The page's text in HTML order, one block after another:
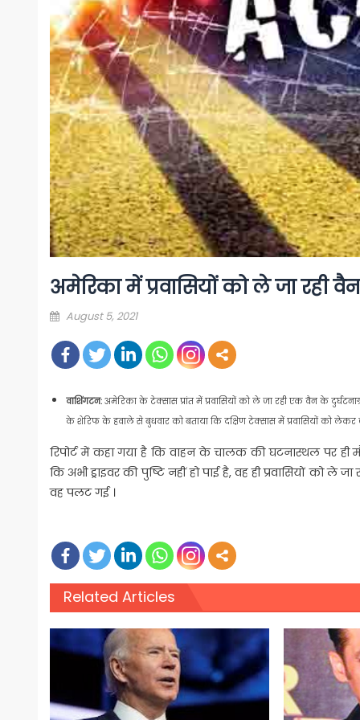
अमेरिका में प्रवासियों को ले जा रही
Posted
August 5, 2021
वाशिंगटन: अमेरिका के टेक्सास प्रांत में प्रवासियों को ले जा रही एक वैन के
के शेरिफ के हवाले से बुधवार को बताया कि दक्षिण टेक्सास में प्रवासियों को
रिपोर्ट में कहा गया है कि वाहन के चालक की घटनास्थल पर ही
कि अभी ड्राइवर की पुष्टि नहीं हो पाई है, वह ही प्रवासियों को
वह पलट गई ।
Related Articles